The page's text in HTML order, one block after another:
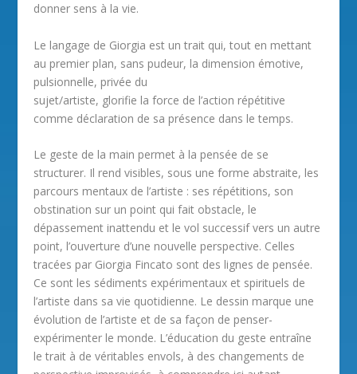
donner sens à la vie.
Le langage de Giorgia est un trait qui, tout en mettant
au premier plan, sans pudeur, la dimension émotive,
pulsionnelle, privée du
sujet/artiste, glorifie la force de l’action répétitive
comme déclaration de sa présence dans le temps.
Le geste de la main permet à la pensée de se
structurer. Il rend visibles, sous une forme abstraite, les
parcours mentaux de l’artiste : ses répétitions, son
obstination sur un point qui fait obstacle, le
dépassement inattendu et le vol successif vers un autre
point, l’ouverture d’une nouvelle perspective. Celles
tracées par Giorgia Fincato sont des lignes de pensée.
Ce sont les sédiments expérimentaux et spirituels de
l’artiste dans sa vie quotidienne. Le dessin marque une
évolution de l’artiste et de sa façon de penser-
expérimenter le monde. L’éducation du geste entraîne
le trait à de véritables envols, à des changements de